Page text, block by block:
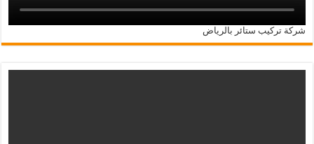
شركة تركيب ستائر بالرياض